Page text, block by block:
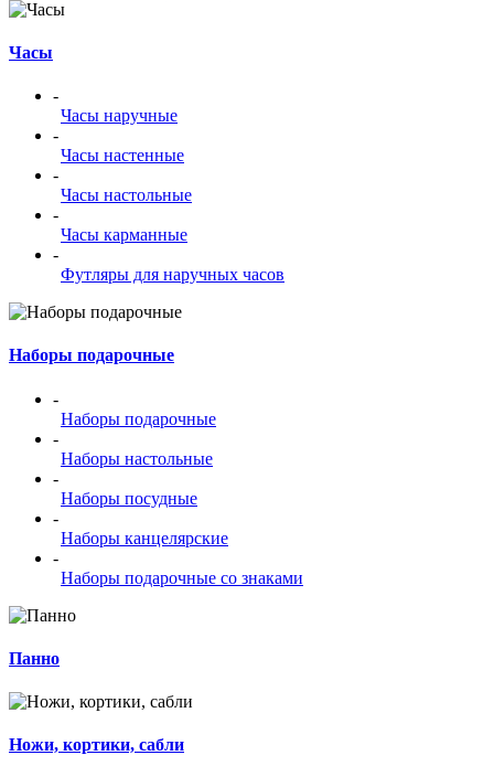
Часы
-
Часы наручные
-
Часы настенные
-
Часы настольные
-
Часы карманные
-
Футляры для наручных часов
Наборы подарочные
-
Наборы подарочные
-
Наборы настольные
-
Наборы посудные
-
Наборы канцелярские
-
Наборы подарочные со знаками
Панно
Ножи, кортики, сабли